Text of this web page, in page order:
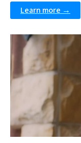
Learn more →